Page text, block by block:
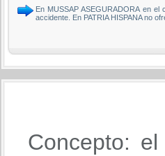
En MUSSAP ASEGURADORA en
accidente. En PATRIA HISPANA no
Concepto: